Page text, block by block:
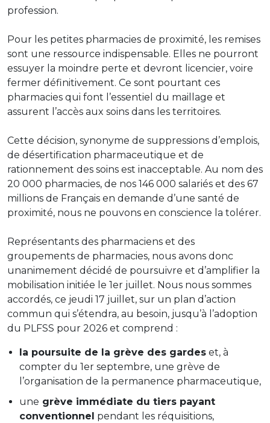
profession.
Pour les petites pharmacies de proximité, les remises
sont une ressource indispensable. Elles ne pourront
essuyer la moindre perte et devront licencier, voire
fermer définitivement. Ce sont pourtant ces
pharmacies qui font l’essentiel du maillage et
assurent l’accès aux soins dans les territoires.
Cette décision, synonyme de suppressions d’emplois,
de désertification pharmaceutique et de
rationnement des soins est inacceptable. Au nom des
20 000 pharmacies, de nos 146 000 salariés et des 67
millions de Français en demande d’une santé de
proximité, nous ne pouvons en conscience la tolérer.
Représentants des pharmaciens et des
groupements de pharmacies, nous avons donc
unanimement décidé de poursuivre et d’amplifier la
mobilisation initiée le 1er juillet. Nous nous sommes
accordés, ce jeudi 17 juillet, sur un plan d’action
commun qui s’étendra, au besoin, jusqu’à l’adoption
du PLFSS pour 2026 et comprend :
la poursuite de la grève des gardes et, à
compter du 1er septembre, une grève de
l’organisation de la permanence pharmaceutique,
une grève immédiate du tiers payant
conventionnel pendant les réquisitions,